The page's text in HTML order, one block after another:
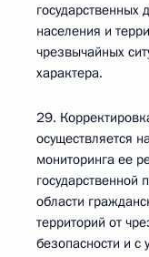
государственных
населения и
чрезвычайных
характера.
29.
осуществляется
мониторинга ее
области
территорий от
безопасности и с